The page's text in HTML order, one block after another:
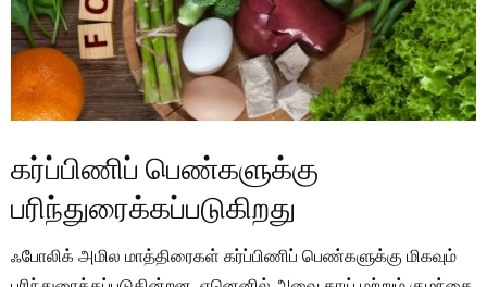
கர்ப்பிணிப் பெண்களுக்கு
பரிந்துரைக்கப்படுகிறது
ஃபோலிக் அமில மாத்திரைகள் கர்ப்பிணிப் பெண்களுக்கு மிகவும்